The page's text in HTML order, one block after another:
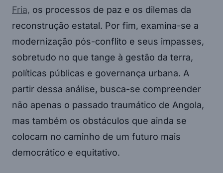
Fria, os processos de paz e os dilemas da
reconstrução estatal. Por fim, examina-se a
modernização pós-conflito e seus impasses,
sobretudo no que tange à gestão da terra,
políticas públicas e governança urbana. A
partir dessa análise, busca-se compreender
não apenas o passado traumático de Angola,
mas também os obstáculos que ainda se
colocam no caminho de um futuro mais
democrático e equitativo.